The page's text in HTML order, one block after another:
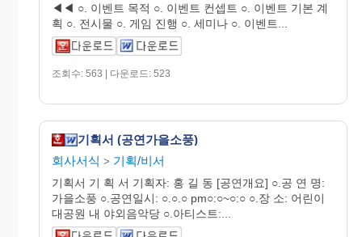
◀◀ ○. 이벤트 목적 ○. 이벤트 컨셉트 ○. 이벤트 기본 계
획 ○. 전시물 ○. 게임 진행 ○. 세미나 ○. 이벤트...
조회수: 563 | 다운로드: 523
기획서 (공연가을소풍)
회사서식 > 기획/비서
기획서 기 획 서 기획자: 홍 길 동 [공연개요] ○.공 연 명:
가을소풍 ○.공연일시: ○.○.○ pm○:○~○:○ ○.장 소: 어린이
대공원 내 야외음악당 ○.아티스트:...